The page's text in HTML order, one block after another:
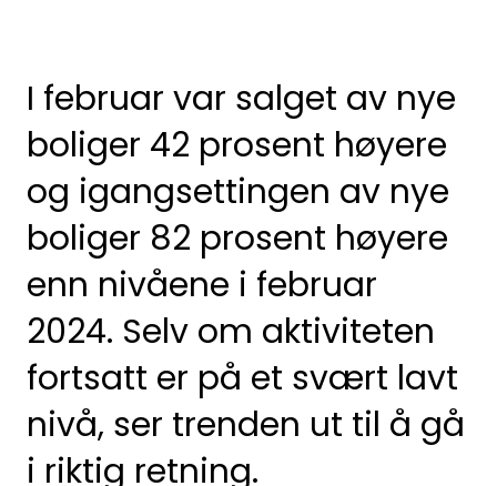
I februar var salget av nye
boliger 42 prosent høyere
og igangsettingen av nye
boliger 82 prosent høyere
enn nivåene i februar
2024. Selv om aktiviteten
fortsatt er på et svært lavt
nivå, ser trenden ut til å gå
i riktig retning.